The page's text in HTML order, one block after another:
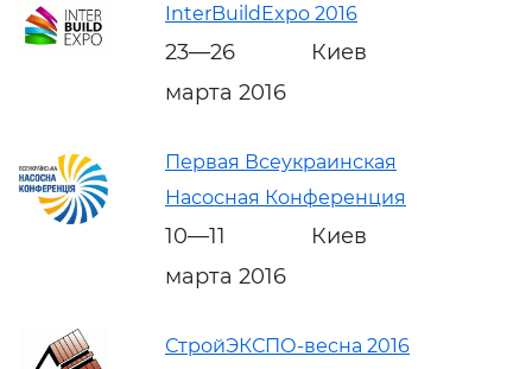
InterBuildExpo 2016
23—26
марта 2016
Киев
Первая Всеукраинская
Насосная Конференция
10—11
марта 2016
Киев
СтройЭКСПО-весна 2016